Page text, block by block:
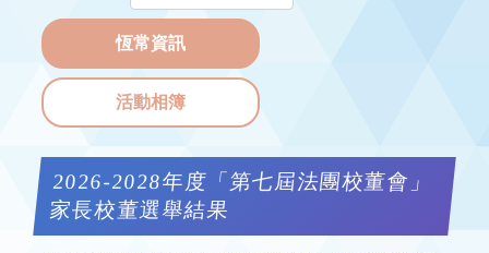
恆常資訊
活動相簿
2026-2028年度「第七屆法團校董會」
家長校董選舉結果